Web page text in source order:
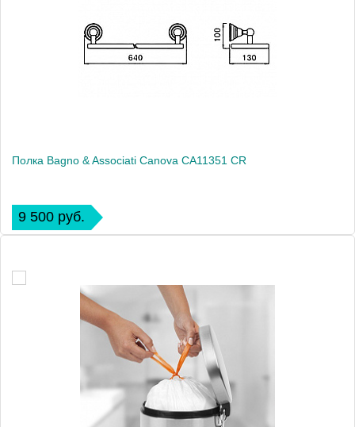
Полка Bagno & Associati Canova CA11351 CR
9 500 руб.